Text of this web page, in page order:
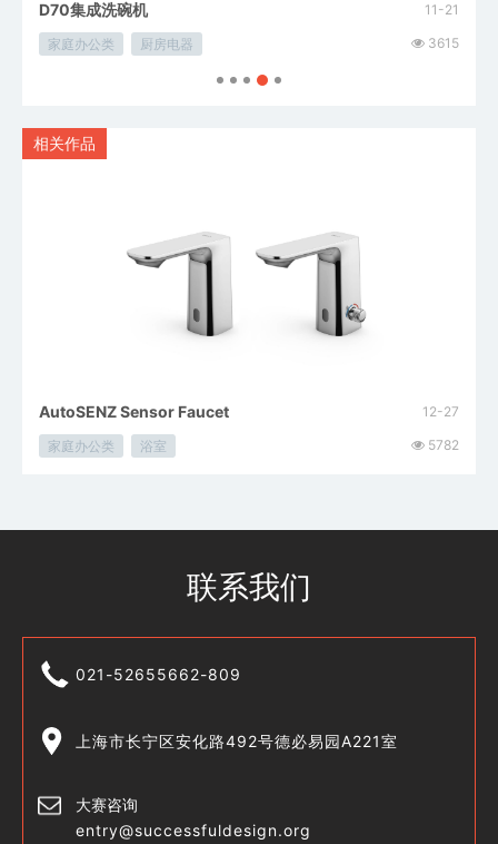
D70集成洗碗机 11-21
家庭办公类 厨房电器 3615
相关作品
AutoSENZ Sensor Faucet 12-27
家庭办公类 浴室 5782
联系我们
021-52655662-809
上海市长宁区安化路492号德必易园A221室
大赛咨询
entry@successfuldesign.org